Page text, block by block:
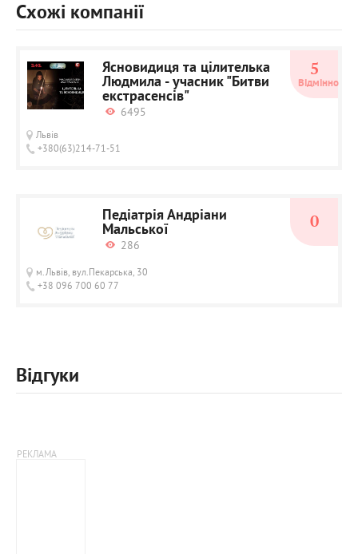
Схожі компанії
Ясновидиця та цілителька
Людмила - учасник "Битви
екстрасенсів"
6495
Львів
+380(63)214-71-51
5
Відмінно
Педіатрія Андріани
Мальської
286
м.Львів, вул.Пекарська, 30
+38 096 700 60 77
0
Відгуки